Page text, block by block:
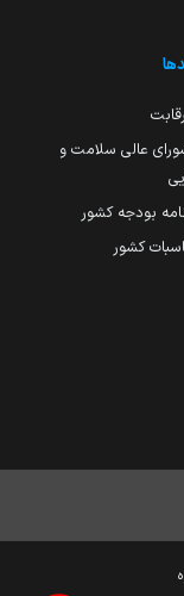
عالی سلامت و
بودجه کشور
کشور